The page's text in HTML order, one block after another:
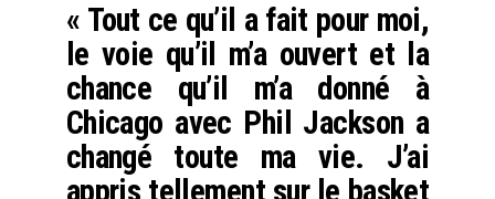
« Tout ce qu’il a fait pour moi,
le voie qu’il m’a ouvert et la
chance qu’il m’a donné à
Chicago avec Phil Jackson a
changé toute ma vie. J’ai